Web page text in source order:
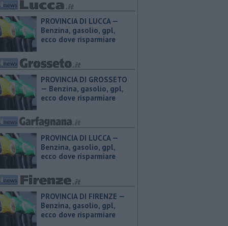
PROVINCIA DI LUCCA — ​
Benzina, gasolio, gpl,
ecco dove risparmiare
PROVINCIA DI GROSSETO
— ​Benzina, gasolio, gpl,
ecco dove risparmiare
PROVINCIA DI LUCCA — ​
Benzina, gasolio, gpl,
ecco dove risparmiare
PROVINCIA DI FIRENZE — ​
Benzina, gasolio, gpl,
ecco dove risparmiare